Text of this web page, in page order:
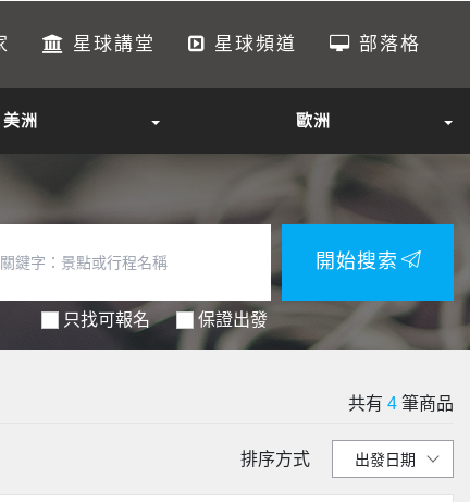
星球講堂 星球頻道 部落格
美洲 歐洲
只找可報名 保證出發
開始搜索
共有 4 筆商品
排序方式